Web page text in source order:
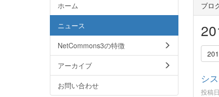
ブロ
シ
投稿
ホーム
ニュース
NetCommons3の特徴
アーカイブ
お問い合わせ